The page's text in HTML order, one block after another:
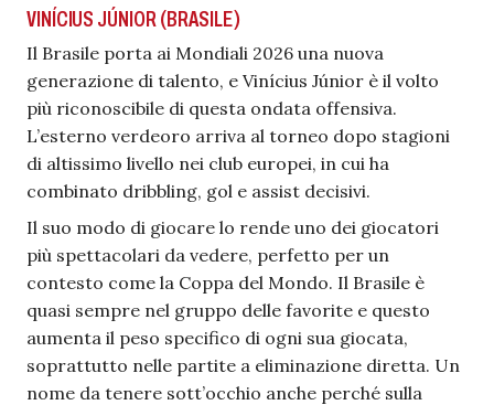
VINÍCIUS JÚNIOR (BRASILE)
Il Brasile porta ai Mondiali 2026 una nuova
generazione di talento, e Vinícius Júnior è il volto
più riconoscibile di questa ondata offensiva.
L’esterno verdeoro arriva al torneo dopo stagioni
di altissimo livello nei club europei, in cui ha
combinato dribbling, gol e assist decisivi.
Il suo modo di giocare lo rende uno dei giocatori
più spettacolari da vedere, perfetto per un
contesto come la Coppa del Mondo. Il Brasile è
quasi sempre nel gruppo delle favorite e questo
aumenta il peso specifico di ogni sua giocata,
soprattutto nelle partite a eliminazione diretta. Un
nome da tenere sott’occhio anche perché sulla